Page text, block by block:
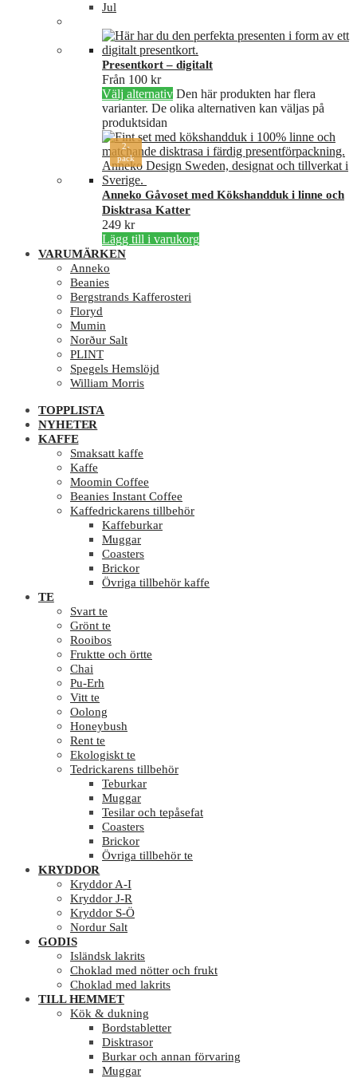
Jul
Presentkort – digitalt
Från 100 kr
Välj alternativ Den här produkten har flera
varianter. De olika alternativen kan väljas på
produktsidan
2-
pack
Anneko Gåvoset med Kökshandduk i linne och
Disktrasa Katter
249 kr
Lägg till i varukorg
VARUMÄRKEN
Anneko
Beanies
Bergstrands Kafferosteri
Floryd
Mumin
Norður Salt
PLINT
Spegels Hemslöjd
William Morris
TOPPLISTA
NYHETER
KAFFE
Smaksatt kaffe
Kaffe
Moomin Coffee
Beanies Instant Coffee
Kaffedrickarens tillbehör
Kaffeburkar
Muggar
Coasters
Brickor
Övriga tillbehör kaffe
TE
Svart te
Grönt te
Rooibos
Fruktte och örtte
Chai
Pu-Erh
Vitt te
Oolong
Honeybush
Rent te
Ekologiskt te
Tedrickarens tillbehör
Teburkar
Muggar
Tesilar och tepåsefat
Coasters
Brickor
Övriga tillbehör te
KRYDDOR
Kryddor A-I
Kryddor J-R
Kryddor S-Ö
Nordur Salt
GODIS
Isländsk lakrits
Choklad med nötter och frukt
Choklad med lakrits
TILL HEMMET
Kök & dukning
Bordstabletter
Disktrasor
Burkar och annan förvaring
Muggar